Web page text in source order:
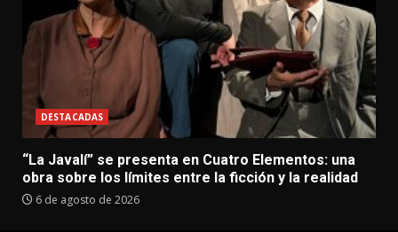
DESTACADAS
“La Javalí” se presenta en Cuatro Elementos: una
obra sobre los límites entre la ficción y la realidad
6 de agosto de 2026